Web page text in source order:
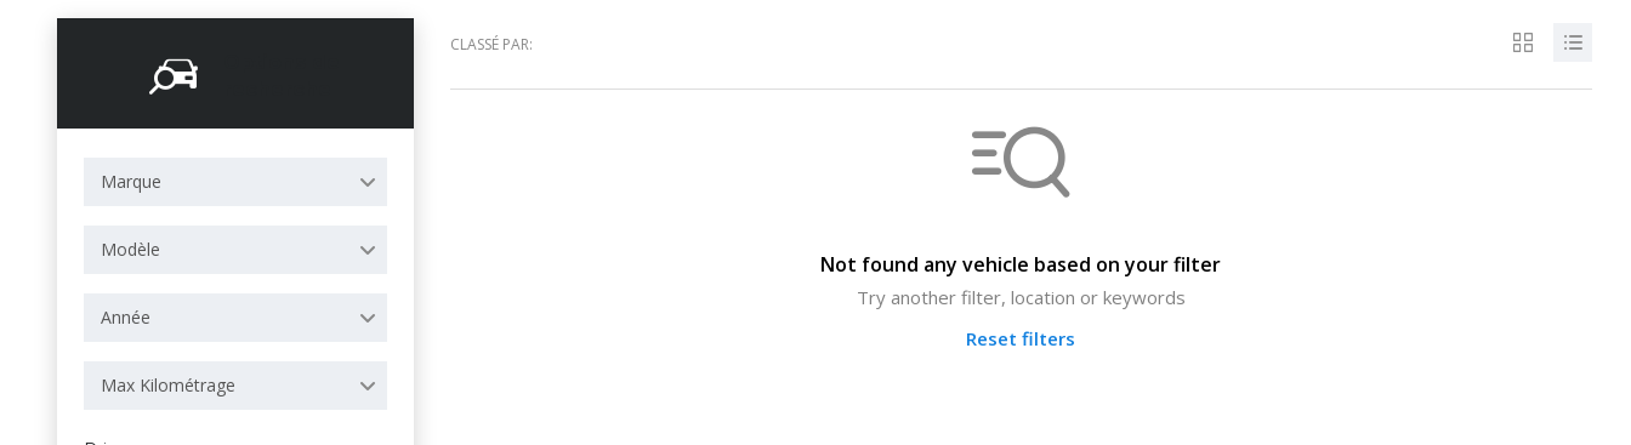
Marque
Modèle
Année
Max Kilométrage
CLASSÉ PAR:
Not found any vehicle based on your filter
Try another filter, location or keywords
Reset filters